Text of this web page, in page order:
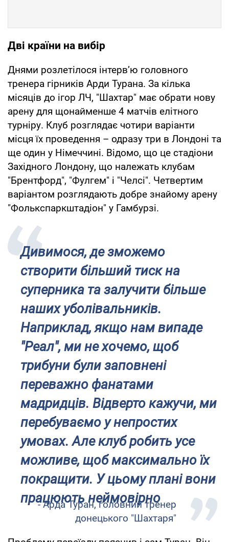
Дві країни на вибір
Днями розлетілося інтерв’ю головного
тренера гірників Арди Турана. За кілька
місяців до ігор ЛЧ, "Шахтар" має обрати нову
арену для щонайменше 4 матчів елітного
турніру. Клуб розглядає чотири варіанти
місця їх проведення – одразу три в Лондоні та
ще один у Німеччині. Відомо, що це стадіони
Західного Лондону, що належать клубам
"Брентфорд", "Фулгем" і "Челсі". Четвертим
варіантом розглядають добре знайому арену
"Фолькспаркштадіон" у Гамбурзі.
Дивимося, де зможемо
створити більший тиск на
суперника та залучити більше
наших уболівальників.
Наприклад, якщо нам випаде
"Реал", ми не хочемо, щоб
трибуни були заповнені
переважно фанатами
мадридців. Відверто кажучи, ми
перебуваємо у непростих
умовах. Але клуб робить усе
можливе, щоб максимально їх
покращити. У цьому плані вони
працюють неймовірно
- Арда Туран, головний тренер
донецького "Шахтаря"